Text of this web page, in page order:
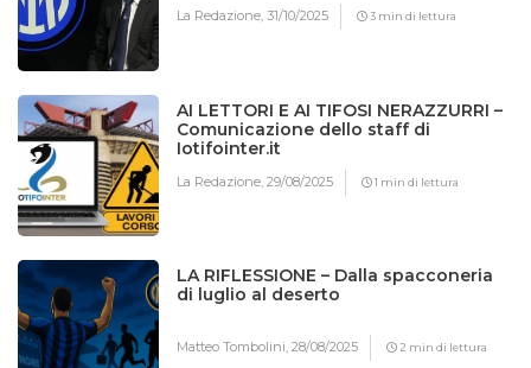
La Redazione,31/10/2025 3 min di lettura
AI LETTORI E AI TIFOSI NERAZZURRI –
Comunicazione dello staff di
Iotifointer.it
La Redazione,29/08/2025 1 min di lettura
LA RIFLESSIONE – Dalla spacconeria
di luglio al deserto
Matteo Tombolini,28/08/2025 2 min di lettura